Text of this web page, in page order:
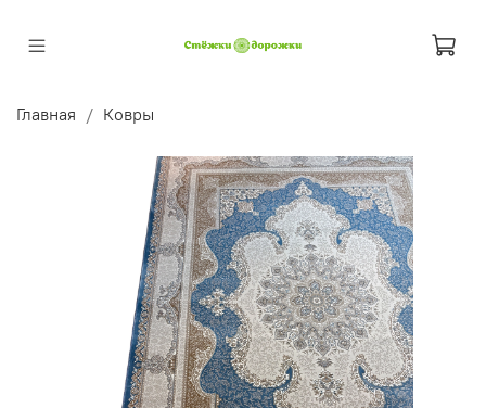
Главная Ковры